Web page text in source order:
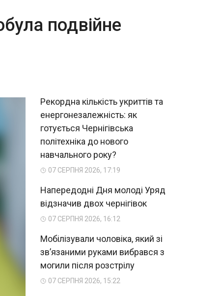
подвійне
Рекордна кількість укриттів та
енергонезалежність: як
готується Чернігівська
політехніка до нового
навчального року?
07 СЕРПНЯ 2026, 17:19
Напередодні Дня молоді Уряд
відзначив двох чернігівок
07 СЕРПНЯ 2026, 16:12
Мобілізували чоловіка, який зі
зв’язаними руками вибрався з
могили після розстрілу
07 СЕРПНЯ 2026, 15:22